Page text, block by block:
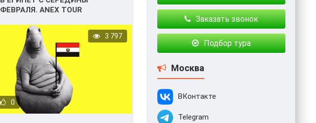
ФЕВРАЛЯ. ANEX TOUR
ТУРОВ В ЕГИПЕТ.
0
3 797
Заказать звонок
Подбор тура
Москва
ВКонтакте
Telegram